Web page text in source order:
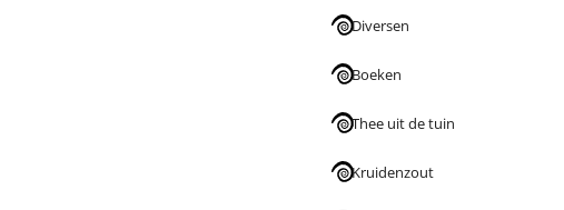
Diversen
Boeken
Thee uit de tuin
Kruidenzout